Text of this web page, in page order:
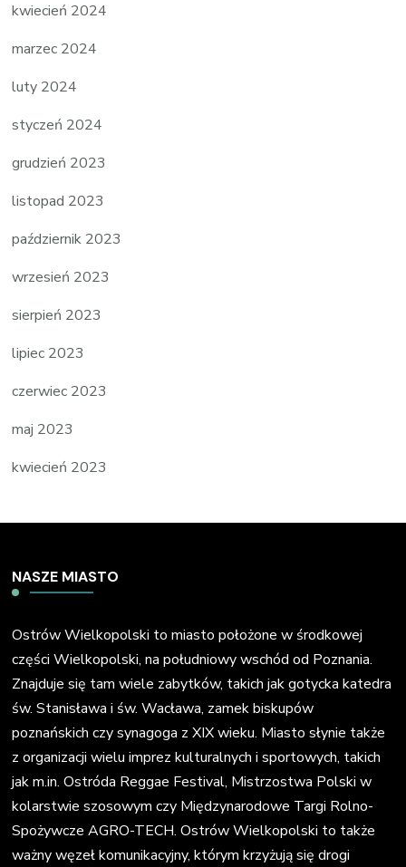
kwiecień 2024
marzec 2024
luty 2024
styczeń 2024
grudzień 2023
listopad 2023
październik 2023
wrzesień 2023
sierpień 2023
lipiec 2023
czerwiec 2023
maj 2023
kwiecień 2023
NASZE MIASTO
Ostrów Wielkopolski to miasto położone w środkowej
części Wielkopolski, na południowy wschód od Poznania.
Znajduje się tam wiele zabytków, takich jak gotycka katedra
św. Stanisława i św. Wacława, zamek biskupów
poznańskich czy synagoga z XIX wieku. Miasto słynie także
z organizacji wielu imprez kulturalnych i sportowych, takich
jak m.in. Ostróda Reggae Festival, Mistrzostwa Polski w
kolarstwie szosowym czy Międzynarodowe Targi Rolno-
Spożywcze AGRO-TECH. Ostrów Wielkopolski to także
ważny węzeł komunikacyjny, którym krzyżują się drogi